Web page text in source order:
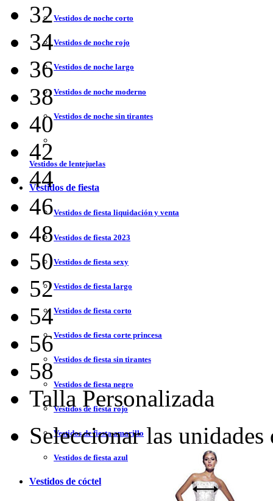
Vestidos de noche corto
Vestidos de noche rojo
Vestidos de noche largo
Vestidos de noche moderno
Vestidos de noche sin tirantes
Vestidos de lentejuelas
Vestidos de fiesta
Vestidos de fiesta liquidación y venta
Vestidos de fiesta 2023
Vestidos de fiesta sexy
Vestidos de fiesta largo
Vestidos de fiesta corto
Vestidos de fiesta corte princesa
Vestidos de fiesta sin tirantes
Vestidos de fiesta negro
Vestidos de fiesta rojo
Vestidos de fiesta amarillo
Vestidos de fiesta azul
Vestidos de cóctel
32
34
36
38
40
42
44
46
48
50
52
54
56
58
Talla Personalizada
Seleccionar las